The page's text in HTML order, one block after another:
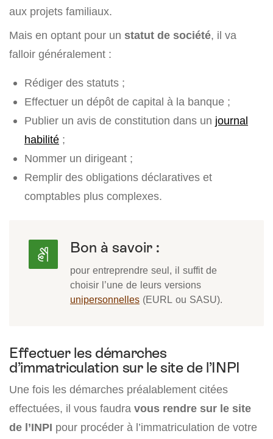
aux projets familiaux.
Mais en optant pour un statut de société, il va
falloir généralement :
Rédiger des statuts ;
Effectuer un dépôt de capital à la banque ;
Publier un avis de constitution dans un journal
habilité ;
Nommer un dirigeant ;
Remplir des obligations déclaratives et
comptables plus complexes.
Bon à savoir :
pour entreprendre seul, il suffit de
choisir l’une de leurs versions
unipersonnelles (EURL ou SASU).
Effectuer les démarches
d’immatriculation sur le site de l’INPI
Une fois les démarches préalablement citées
effectuées, il vous faudra vous rendre sur le site
de l’INPI pour procéder à l’immatriculation de votre